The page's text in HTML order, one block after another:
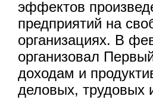
эффектов
предприятий на
организациях. В
организовал
доходам и
деловых, трудовых